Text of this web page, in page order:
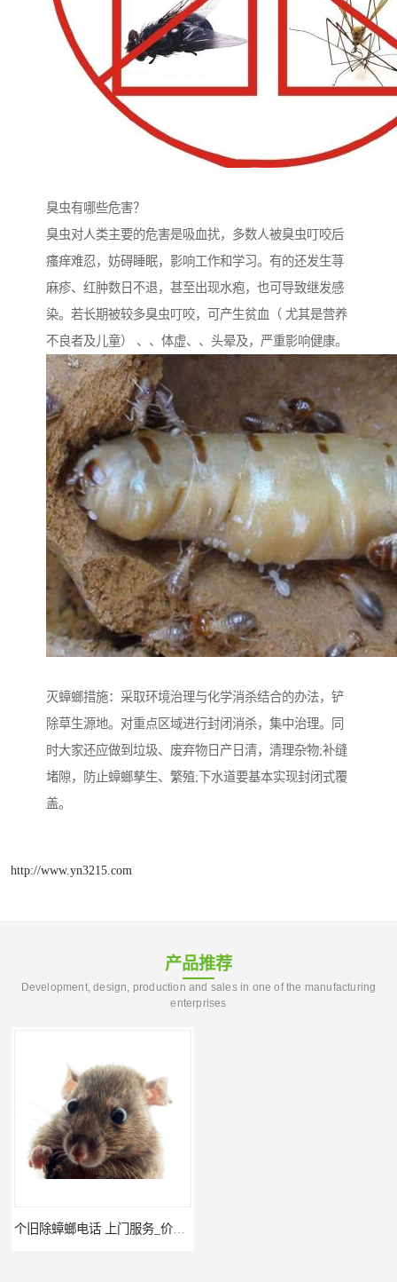
臭虫有哪些危害？
臭虫对人类主要的危害是吸血扰，多数人被臭虫叮咬后
瘙痒难忍，妨碍睡眠，影响工作和学习。有的还发生荨
麻疹、红肿数日不退，甚至出现水疱，也可导致继发感
染。若长期被较多臭虫叮咬，可产生贫血（ 尤其是营养
不良者及儿童） 、、体虚、、头晕及，严重影响健康。
灭蟑螂措施：采取环境治理与化学消杀结合的办法，铲
除草生源地。对重点区域进行封闭消杀，集中治理。同
时大家还应做到垃圾、废弃物日产日清，清理杂物;补缝
堵隙，防止蟑螂孳生、繁殖;下水道要基本实现封闭式覆
盖。
http://www.yn3215.com
产品推荐
Development, design, production and sales in one of the manufacturing
enterprises
个旧除蟑螂电话 上门服务_价格低_比三家